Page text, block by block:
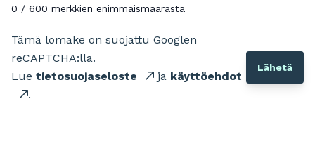
0 / 600 merkkien enimmäismäärästä
Tämä lomake on suojattu Googlen
reCAPTCHA:lla.
Lue tietosuojaseloste ja käyttöehdot
.